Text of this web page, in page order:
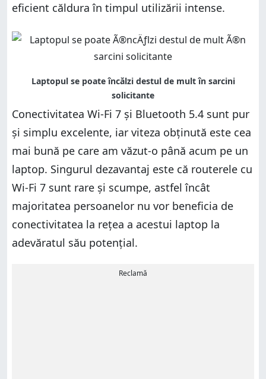
eficient căldura în timpul utilizării intense.
Conectivitatea Wi-Fi 7 și Bluetooth 5.4 sunt pur
și simplu excelente, iar viteza obținută este cea
mai bună pe care am văzut-o până acum pe un
laptop. Singurul dezavantaj este că routerele cu
Wi-Fi 7 sunt rare și scumpe, astfel încât
majoritatea persoanelor nu vor beneficia de
conectivitatea la rețea a acestui laptop la
adevăratul său potențial.
Reclamă